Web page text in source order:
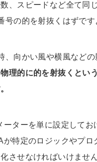
、スピードなど全て同
の的を射抜くはずです
、向かい風や横風など
理的に的を射抜くとい
ーターを単に設定して
が特定のロジックやプ
させなければいけません